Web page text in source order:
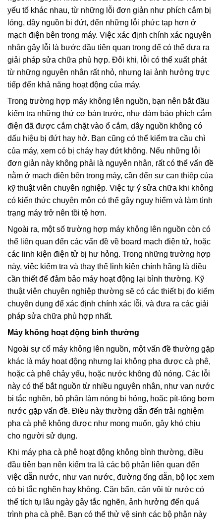
yếu tố khác nhau, từ những lỗi đơn giản như phích cắm bị
lỏng, dây nguồn bị đứt, đến những lỗi phức tạp hơn ở
mạch điện bên trong máy. Việc xác định chính xác nguyên
nhân gây lỗi là bước đầu tiên quan trọng để có thể đưa ra
giải pháp sửa chữa phù hợp. Đôi khi, lỗi có thể xuất phát
từ những nguyên nhân rất nhỏ, nhưng lại ảnh hưởng trực
tiếp đến khả năng hoạt động của máy.
Trong trường hợp máy không lên nguồn, bạn nên bắt đầu
kiểm tra những thứ cơ bản trước, như đảm bảo phích cắm
điện đã được cắm chặt vào ổ cắm, dây nguồn không có
dấu hiệu bị đứt hay hở. Bạn cũng có thể kiểm tra cầu chì
của máy, xem có bị cháy hay đứt không. Nếu những lỗi
đơn giản này không phải là nguyên nhân, rất có thể vấn đề
nằm ở mạch điện bên trong máy, cần đến sự can thiệp của
kỹ thuật viên chuyên nghiệp. Việc tự ý sửa chữa khi không
có kiến thức chuyên môn có thể gây nguy hiểm và làm tình
trạng máy trở nên tồi tệ hơn.
Ngoài ra, một số trường hợp máy không lên nguồn còn có
thể liên quan đến các vấn đề về board mạch điện tử, hoặc
các linh kiện điện tử bị hư hỏng. Trong những trường hợp
này, việc kiểm tra và thay thế linh kiện chính hãng là điều
cần thiết để đảm bảo máy hoạt động lại bình thường. Kỹ
thuật viên chuyên nghiệp thường sẽ có các thiết bị đo kiểm
chuyên dụng để xác định chính xác lỗi, và đưa ra các giải
pháp sửa chữa phù hợp nhất.
Máy không hoạt động bình thường
Ngoài sự cố máy không lên nguồn, một vấn đề thường gặp
khác là máy hoạt động nhưng lại không pha được cà phê,
hoặc cà phê chảy yếu, hoặc nước không đủ nóng. Các lỗi
này có thể bắt nguồn từ nhiều nguyên nhân, như van nước
bị tắc nghẽn, bộ phận làm nóng bị hỏng, hoặc pít-tông bơm
nước gặp vấn đề. Điều này thường dẫn đến trải nghiệm
pha cà phê không được như mong muốn, gây khó chịu
cho người sử dụng.
Khi máy pha cà phê hoạt động không bình thường, điều
đầu tiên bạn nên kiểm tra là các bộ phận liên quan đến
việc dẫn nước, như van nước, đường ống dẫn, bộ lọc xem
có bị tắc nghẽn hay không. Cặn bẩn, cặn vôi từ nước có
thể tích tụ lâu ngày gây tắc nghẽn, ảnh hưởng đến quá
trình pha cà phê. Bạn có thể thử vệ sinh các bộ phận này